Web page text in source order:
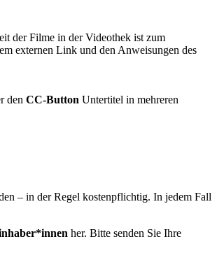
der Filme in der Videothek ist zum
externen Link und den Anweisungen des
den CC-Button Untertitel in mehreren
– in der Regel kostenpflichtig. In jedem Fall
her. Bitte senden Sie Ihre